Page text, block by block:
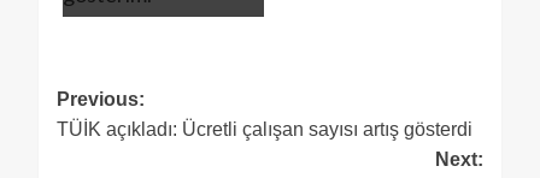
Previous:
TÜİK açıkladı: Ücretli çalışan sayısı artış gösterdi
Next: